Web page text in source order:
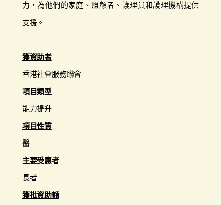
力，為他們的家庭、照顧者、護理員和護理機構提供
支援。
獲資助者
香港社會服務聯會
項目類型
能力提升
項目性質
醫
主要受惠者
長者
獲批資助額